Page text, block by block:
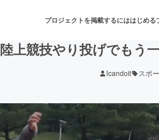
プロジェクトを掲載するにははじめる
音楽
陸上競技やり投げでもう
Icandoit スポ